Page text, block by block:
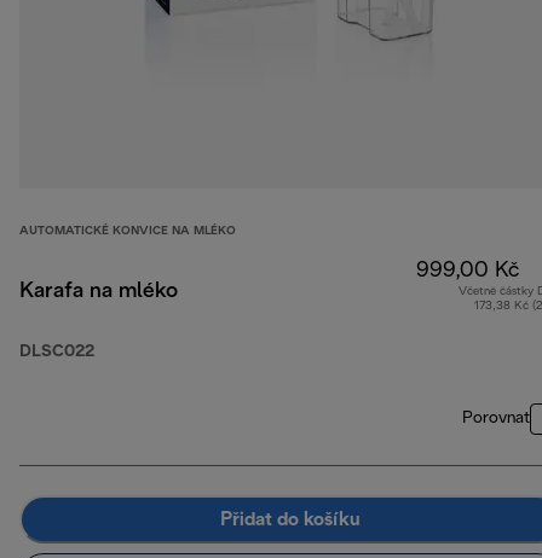
AUTOMATICKÉ KONVICE NA MLÉKO
Karafa na mléko
DLSC022
999,00 Kč
Včetně částky
173,38 Kč
Porovnat
Přidat do košíku